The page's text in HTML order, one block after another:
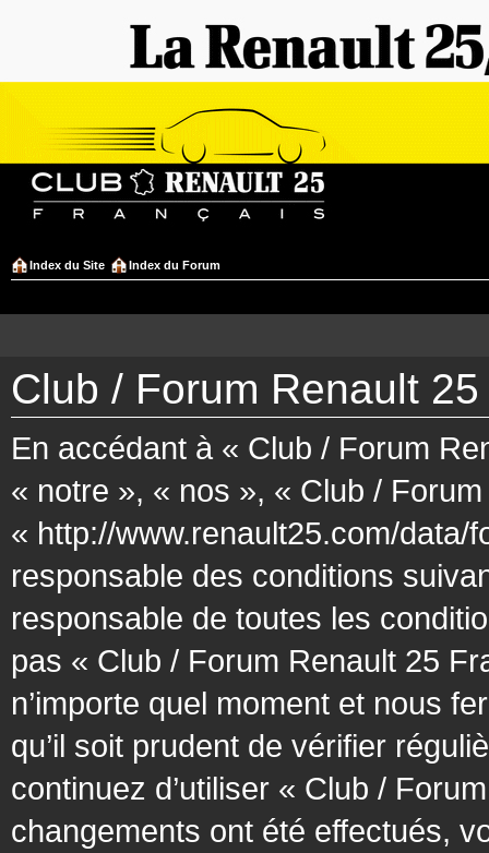
Index du Site Index du Forum
Club / Forum Renault
En accédant à « Club / Forum
« notre », « nos », « Club /
« http://www.renault25.com/data/
responsable des conditions
responsable de toutes les
pas « Club / Forum Renault 25
n’importe quel moment et nous
qu’il soit prudent de vérifier
continuez d’utiliser « Club /
changements ont été effectués,